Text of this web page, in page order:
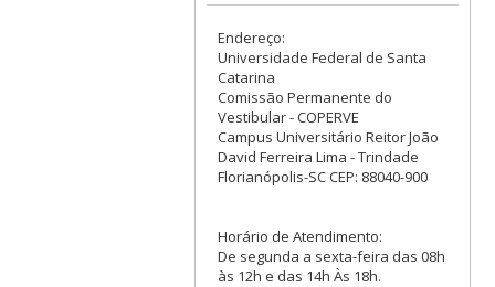
Endereço:
Universidade Federal de Santa
Catarina
Comissão Permanente do
Vestibular - COPERVE
Campus Universitário Reitor João
David Ferreira Lima - Trindade
Florianópolis-SC CEP: 88040-900
Horário de Atendimento:
De segunda a sexta-feira das 08h
às 12h e das 14h Às 18h.